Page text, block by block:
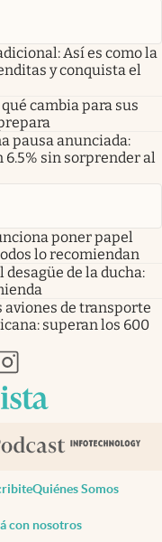
Así es como la
y conquista el
cambia para sus
pausa anunciada:
6.5% sin sorprender al
poner papel
lo recomiendan
de la ducha:
aviones de transporte
superan los 600
pestañapestaña
nueva pestaña
en nueva pestaña
abre en nueva pestaña
Quiénes Somos
con nosotros